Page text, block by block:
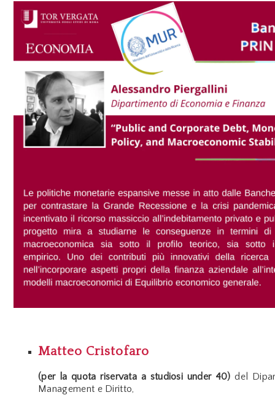
Matteo Cristofaro
(per la quota riservata a studiosi under 40)del
Management e Diritto,